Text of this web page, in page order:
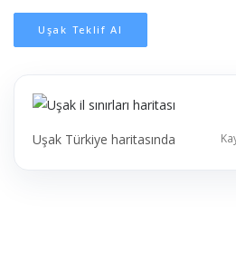
Uşak Teklif Al
Uşak Türkiye haritasında